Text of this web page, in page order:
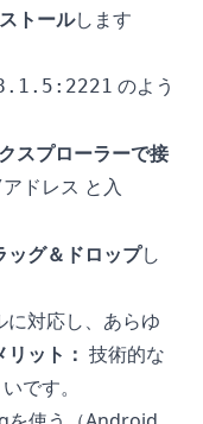
トールします
のよう
スプローラーで接
レス と入
ッグ＆ドロップし
対応し、あらゆ
リット： 技術的な
です。